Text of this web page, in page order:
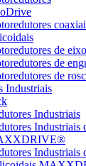
de
de
de
Industriais
Industriais
Industriais
Industriais